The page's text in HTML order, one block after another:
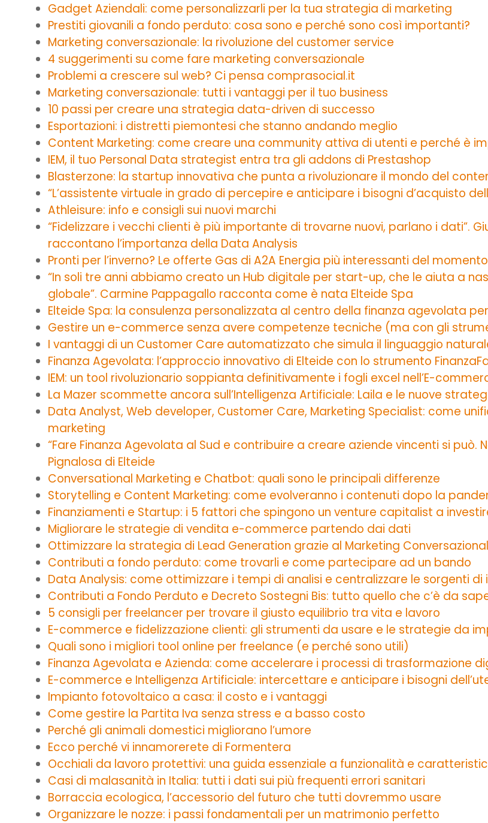
Gadget Aziendali: come personalizzarli per la tua strategia di marketing
Prestiti giovanili a fondo perduto: cosa sono e perché sono così importanti?
Marketing conversazionale: la rivoluzione del customer service
4 suggerimenti su come fare marketing conversazionale
Problemi a crescere sul web? Ci pensa comprasocial.it
Marketing conversazionale: tutti i vantaggi per il tuo business
10 passi per creare una strategia data-driven di successo
Esportazioni: i distretti piemontesi che stanno andando meglio
Content Marketing: come creare una community attiva di utenti e perché è
IEM, il tuo Personal Data strategist entra tra gli addons di Prestashop
Blasterzone: la startup innovativa che punta a rivoluzionare il mondo del
“L’assistente virtuale in grado di percepire e anticipare i bisogni d’acquisto
Athleisure: info e consigli sui nuovi marchi
“Fidelizzare i vecchi clienti è più importante di trovarne nuovi, parlano i dati”.
raccontano l’importanza della Data Analysis
Pronti per l’inverno? Le offerte Gas di A2A Energia più interessanti del momento
“In soli tre anni abbiamo creato un Hub digitale per start-up, che le aiuta a
globale”. Carmine Pappagallo racconta come è nata Elteide Spa
Elteide Spa: la consulenza personalizzata al centro della finanza agevolata
Gestire un e-commerce senza avere competenze tecniche (ma con gli
I vantaggi di un Customer Care automatizzato che simula il linguaggio
Finanza Agevolata: l’approccio innovativo di Elteide con lo strumento
IEM: un tool rivoluzionario soppianta definitivamente i fogli excel nell’E-
La Mazer scommette ancora sull’Intelligenza Artificiale: Laila e le nuove
Data Analyst, Web developer, Customer Care, Marketing Specialist: come
marketing
“Fare Finanza Agevolata al Sud e contribuire a creare aziende vincenti si può.
Pignalosa di Elteide
Conversational Marketing e Chatbot: quali sono le principali differenze
Storytelling e Content Marketing: come evolveranno i contenuti dopo la
Finanziamenti e Startup: i 5 fattori che spingono un venture capitalist a
Migliorare le strategie di vendita e-commerce partendo dai dati
Ottimizzare la strategia di Lead Generation grazie al Marketing
Contributi a fondo perduto: come trovarli e come partecipare ad un bando
Data Analysis: come ottimizzare i tempi di analisi e centralizzare le sorgenti di
Contributi a Fondo Perduto e Decreto Sostegni Bis: tutto quello che c’è da
5 consigli per freelancer per trovare il giusto equilibrio tra vita e lavoro
E-commerce e fidelizzazione clienti: gli strumenti da usare e le strategie da
Quali sono i migliori tool online per freelance (e perché sono utili)
Finanza Agevolata e Azienda: come accelerare i processi di trasformazione
E-commerce e Intelligenza Artificiale: intercettare e anticipare i bisogni
Impianto fotovoltaico a casa: il costo e i vantaggi
Come gestire la Partita Iva senza stress e a basso costo
Perché gli animali domestici migliorano l’umore
Ecco perché vi innamorerete di Formentera
Occhiali da lavoro protettivi: una guida essenziale a funzionalità e
Casi di malasanità in Italia: tutti i dati sui più frequenti errori sanitari
Borraccia ecologica, l’accessorio del futuro che tutti dovremmo usare
Organizzare le nozze: i passi fondamentali per un matrimonio perfetto